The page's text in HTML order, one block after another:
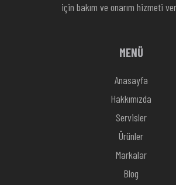
için bakım ve onarım hizmeti
MENÜ
Anasayfa
Hakkımızda
Servisler
Ürünler
Markalar
Blog